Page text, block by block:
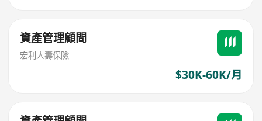
資產管理顧問
宏利人壽保險
$30K-60K/月